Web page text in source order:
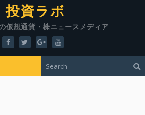
投資ラボ
仮想通貨・株ニュースメディア